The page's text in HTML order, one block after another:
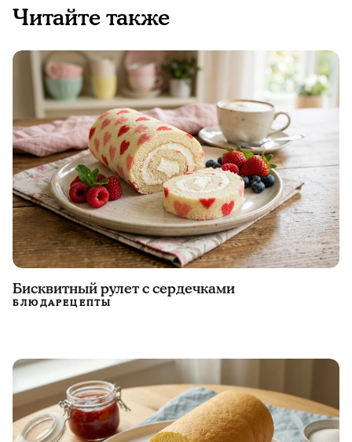
Читайте также
Бисквитный рулет с сердечками
БЛЮДАРЕЦЕПТЫ